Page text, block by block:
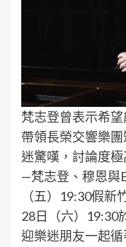
梵志登曾表示希
帶領長榮交響樂
迷驚嘆，討論度
—梵志登、穆恩與
（五）19:30假新
28日（六）19:30
迎樂迷朋友一起